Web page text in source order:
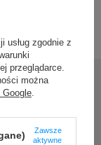
Masz
usług zgodnie z
przeglądarce.
można
Google
Zawsze
aktywne